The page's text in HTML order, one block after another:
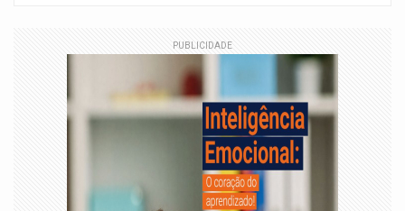
PUBLICIDADE